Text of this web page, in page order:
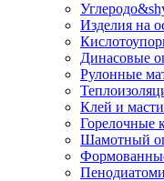
Изделия на
Динасовые
Рулонные
Клей и
Горелочные
Шамотный